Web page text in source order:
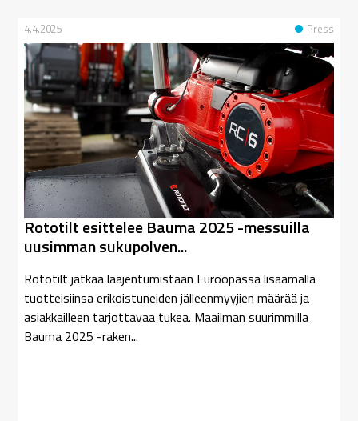
Press
4.4.2025
Rototilt esittelee Bauma 2025 -messuilla
uusimman sukupolven...
Rototilt jatkaa laajentumistaan Euroopassa lisäämällä
tuotteisiinsa erikoistuneiden jälleenmyyjien määrää ja
asiakkailleen tarjottavaa tukea. Maailman suurimmilla
Bauma 2025 -raken...